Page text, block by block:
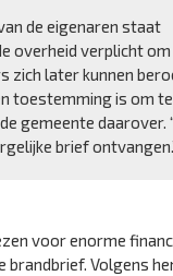
de eigenaren staat
overheid verplicht om
zich later kunnen
toestemming is om te
gemeente daarover.
brief
voor enorme
brandbrief. Volgens